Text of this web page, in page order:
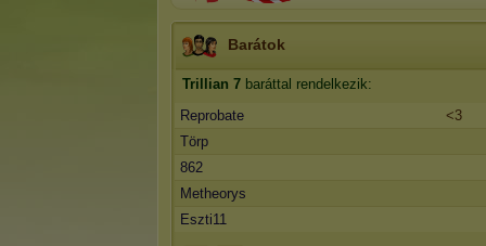
Barátok
Trillian 7 baráttal rendelkezik:
Reprobate
<3
Törp
862
Metheorys
Eszti11